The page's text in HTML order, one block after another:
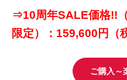
⇒10周年SALE価格!!
限定）：159,600円（
ご購入～